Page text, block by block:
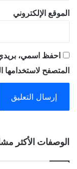
الموقع الإلكتروني
احفظ اسمي، بريدي
المتصفح لاستخدامها
lالوصفات الأكثر